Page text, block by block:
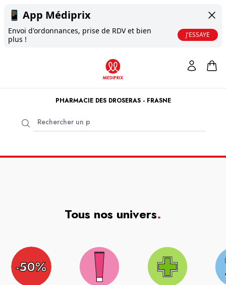
📱 App Médiprix
Envoi d'ordonnances, prise de RDV et bien
plus !
J'ESSAYE
PHARMACIE DES DROSERAS - FRASNE
Tous nos univers.